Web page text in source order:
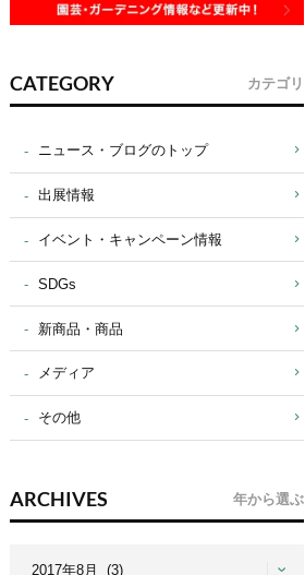
CATEGORY カテゴリ
ニュース・ブログのトップ
出展情報
イベント・キャンペーン情報
SDGs
新商品・商品
メディア
その他
ARCHIVES 年から選ぶ